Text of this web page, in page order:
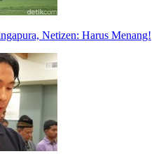
Netizen: Harus Menang!